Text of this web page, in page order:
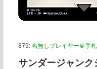
879: 名無しプレイヤー＠手
サンダージャンク